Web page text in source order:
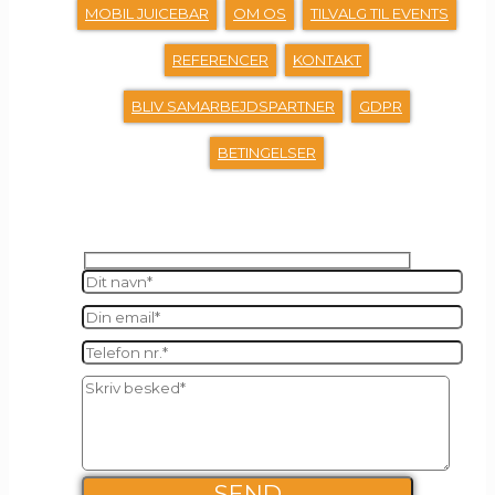
MOBIL JUICEBAR OM OS TILVALG TIL EVENTS
REFERENCER KONTAKT
BLIV SAMARBEJDSPARTNER GDPR
BETINGELSER